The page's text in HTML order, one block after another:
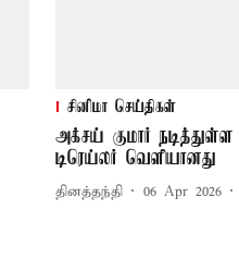
சினிமா செய்திகள்
அக்சய் குமார்
டிரெய்லர் வெளியானது
தினத்தந்தி 06 Apr 2026